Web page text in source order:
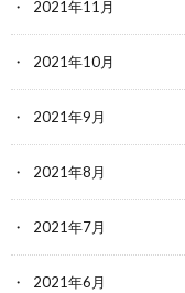
2021年11月
2021年10月
2021年9月
2021年8月
2021年7月
2021年6月